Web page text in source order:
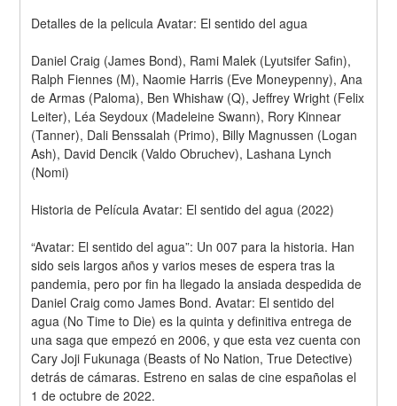
Detalles de la pelicula Avatar: El sentido del agua
Daniel Craig (James Bond), Rami Malek (Lyutsifer Safin),
Ralph Fiennes (M), Naomie Harris (Eve Moneypenny), Ana
de Armas (Paloma), Ben Whishaw (Q), Jeffrey Wright (Felix
Leiter), Léa Seydoux (Madeleine Swann), Rory Kinnear
(Tanner), Dali Benssalah (Primo), Billy Magnussen (Logan
Ash), David Dencik (Valdo Obruchev), Lashana Lynch
(Nomi)
Historia de Película Avatar: El sentido del agua (2022)
“Avatar: El sentido del agua”: Un 007 para la historia. Han
sido seis largos años y varios meses de espera tras la
pandemia, pero por fin ha llegado la ansiada despedida de
Daniel Craig como James Bond. Avatar: El sentido del
agua (No Time to Die) es la quinta y definitiva entrega de
una saga que empezó en 2006, y que esta vez cuenta con
Cary Joji Fukunaga (Beasts of No Nation, True Detective)
detrás de cámaras. Estreno en salas de cine españolas el
1 de octubre de 2022.